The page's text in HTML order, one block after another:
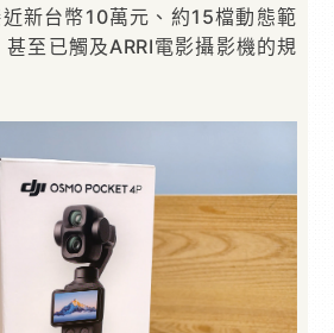
新台幣10萬元、約15檔動態範
至已觸及ARRI電影攝影機的規